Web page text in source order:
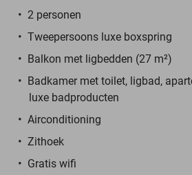
2 personen
Tweepersoons luxe boxspring
Balkon met ligbedden (27 m²)
Badkamer met toilet, ligbad,
luxe badproducten
Airconditioning
Zithoek
Gratis wifi